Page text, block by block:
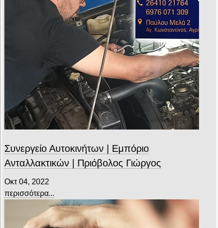
Συνεργείο Αυτοκινήτων | Εμπόριο
Ανταλλακτικών | Πριόβολος Γιώργος
Οκτ 04, 2022
περισσότερα...